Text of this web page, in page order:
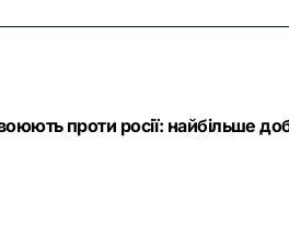
проти росії: найбільше